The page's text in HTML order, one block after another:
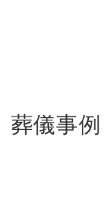
葬儀事例